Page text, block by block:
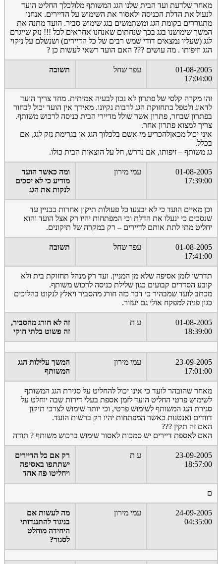
מאחר שלדעת ועד הבית שלנו הגג המשותף מלולכלך החליט הועד
לנעול את הדלת הכניסה ולאסור את השימוש על הדיירים. אנחנו
מתגוררים בקומת הגג ומשתמשים בגג שימוש סביר. הועד מתנה את
המשך שימושנו בגג בכך שנחתום שאנחנו אחראים לכל !!! נזק שייגרם
לגג (שעליו נמצאים דודי שמש רבים של כל הדיירים) ושנשלם על ניקוי
הגג וזיפותו . מה עושים ??? האם הועד רשאי לעשות כן ?
01-08-2005
17:04:00
עפר שחל תשובה
זהו מקרה קלסי של פתרון לא נכון לבעיה אמיתית. מחד צריך הועד
לדאוג ולטפל בתחזוקת הגג לרבות נקיונו. מאידך אין הועד יכול לבחור
בפתרון שבחר, פתרון אשר שולל מדיירי הבית כניסה לרכוש משותף.
צריך למצוא פתרון אחר.
איני יכול מכאןלהכריע מי אשם בלכלוך הגג או בגרימת נזק לגג, אם
בכלל.
גג משותף – זיפותו, אם נדרש, חל על הוצאות הבית כולו.
01-08-2005
17:39:00
עמי מירון
ומה כאשר הועד
מודיע כי לא יסכים
לנקות את הגג
וכן מאיים הועד כי לא יבצעו כל פעולות תיקון אחרות בבניין עד
שנסכים כי ינעלו את הדלת וכי המפתחות יהיו רק אצל הועד והוא
יחליט מתי לתת אותם לדיירים – רק במקרה של תיקונים.
01-08-2005
17:41:00
עפר שחל תשובה
תדרשו לזמן אסיפה שלא מן המניין. ועד רק מנהל תחזוקת בית ולא
קובע הסדרים קבועים כגון שלילת כניסה לרכוש משותף.
מכתב לועד שמבהיר כי דבר כזה חורג מהסביר ויאלץ לנקוט בהליכים
כגון פניה למפקח אולי גם יעזור.
01-08-2005
18:39:00
ע ת
זה לא חורג מהסביר,
זה פשוט בלתי חוקי
23-09-2005
17:01:00
עמי מירון
המשך עלילות הגג
המשותף
מאחר שהובהר לועד כי אינו יכול להחליט על סגירת הגג המשותף
לשימוש פרטי החליט הועד לזמן אספת בעלי דירות שבה יוחלט על
סגירת הגג המשותף לשימוש פרטי, וכי יותר שימוש לצרכי תיקון
דוודים ואנטנות כאשר המפתחות יהיו רק ברשות הועד.
האם זה תקין ???
האם לאספת דיירים יש סמכות לאסור שימוש ברכוש משותף ? תודה
23-09-2005
18:57:00
ע ת
רק אם כל הדיירים
ישתתפו באסיפה
ויחליטו פה אחד
ם
24-09-2005
04:35:00
עמי מירון
מה לעשות אם
בניגוד להתנגדותי
היחידה מוחלט
לסגור?